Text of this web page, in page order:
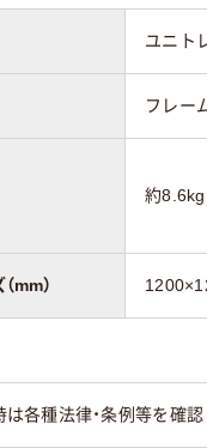
ユニト
フレー
約8.6kg
mm）
各種法律・条例等を確認